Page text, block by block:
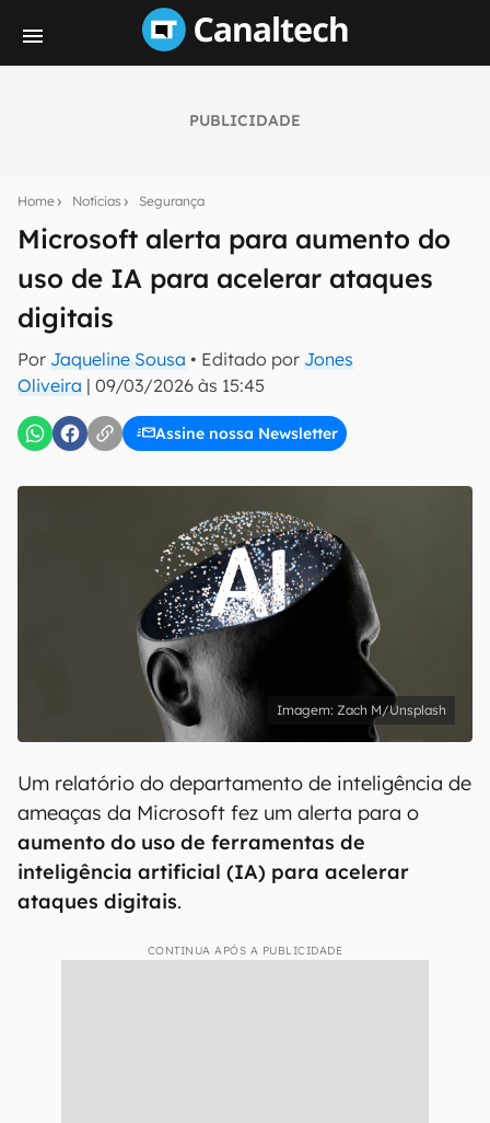
PUBLICIDADE
Home Notícias Segurança
Microsoft alerta para aumento do
uso de IA para acelerar ataques
digitais
Por Jaqueline Sousa • Editado por Jones
Oliveira | 09/03/2026 às 15:45
Assine nossa Newsletter
notícias e reviews sobre tecnologia em primeira
E-mail
inscreva-se
Confirmo que li, aceito e concordo com os Termos de
Uso e Política de Privacidade do Canaltech.
Zach M/Unsplash
Um relatório do departamento de inteligência de
ameaças da Microsoft fez um alerta para o
aumento do uso de ferramentas de
inteligência artificial (IA) para acelerar
ataques digitais.
CONTINUA APÓS A PUBLICIDADE